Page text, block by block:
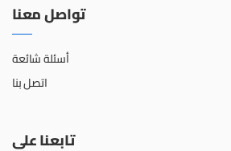
تواصل معنا
أسئلة شائعة
اتصل بنا
تابعنا على